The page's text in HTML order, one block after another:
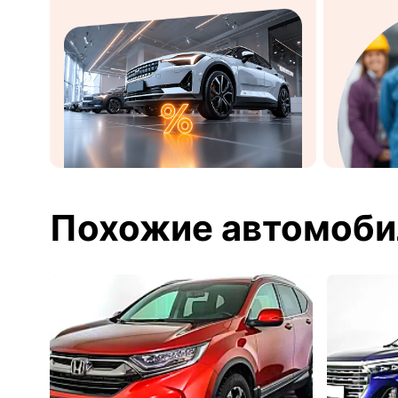
Похожие